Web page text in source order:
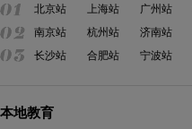
北京站 上海站 广州站
南京站
杭州站 济南站
长沙站
合肥站 宁波站
本地教育